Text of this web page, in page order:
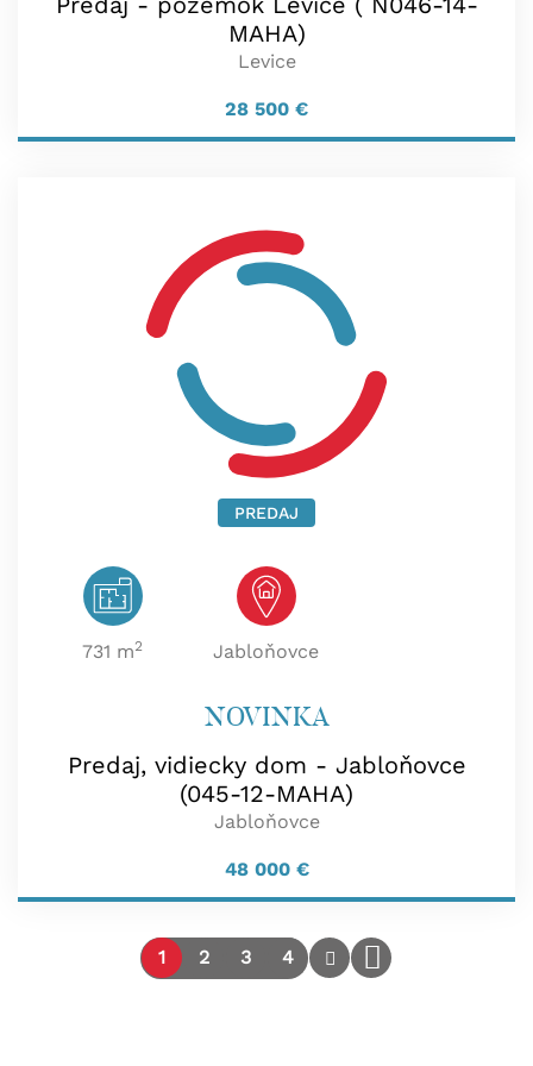
MAHA)
Levice
28 500 €
PREDAJ
731 m2 Jabloňovce
NOVINKA
Predaj, vidiecky dom - Jabloňovce
(045-12-MAHA)
Jabloňovce
48 000 €
1 2 3 4